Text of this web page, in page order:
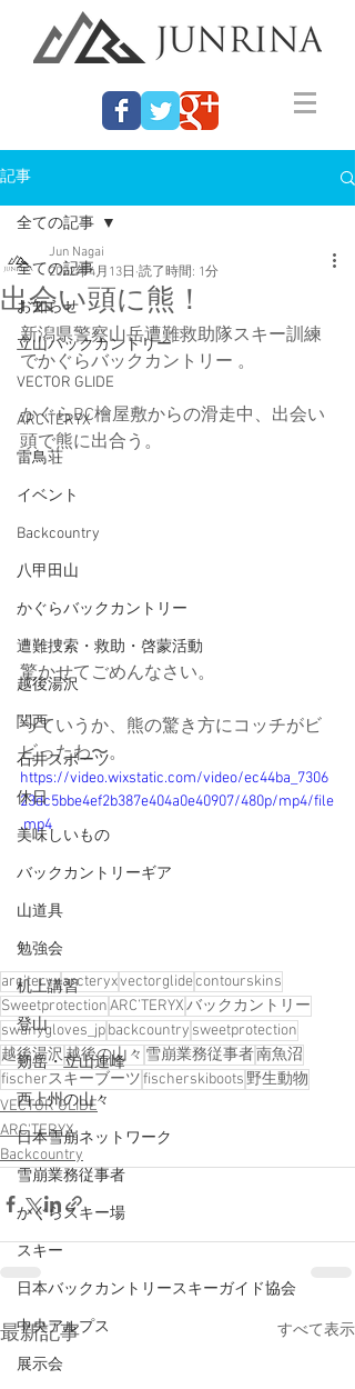
記事
全ての記事
お知らせ
立山バックカントリー
VECTOR GLIDE
ARC'TERYX
雷鳥荘
イベント
Backcountry
八甲田山
かぐらバックカントリー
遭難捜索・救助・啓蒙活動
越後湯沢
関西
石井スポーツ
休日
美味しいもの
バックカントリーギア
山道具
勉強会
机上講習
登山
剱岳・立山連峰
西上州の山々
日本雪崩ネットワーク
雪崩業務従事者
かぐらスキー場
スキー
日本バックカントリースキーガイド協会
中央アルプス
展示会
全ての記事
出会い頭に熊！
Jun Nagai
2022年4月13日 読了時間: 1分
新潟県警察山岳遭難救助隊スキー訓練
でかぐらバックカントリー 。
かぐらBC檜屋敷からの滑走中、出会い
頭で熊に出合う。
驚かせてごめんなさい。
っていうか、熊の驚き方にコッチがビ
ビったわ〜。
https://video.wixstatic.com/video/ec44ba_7306
23dc5bbe4ef2b387e404a0e40907/480p/mp4/file
.mp4
arc'teryxarcteryxvectorglidecontourskins
SweetprotectionARC’TERYXバックカントリー
swanygloves_jpbackcountry sweetprotection
越後湯沢越後の山々 雪崩業務従事者南魚沼
fischerスキーブーツfischerskiboots野生動物
VECTOR GLIDE
ARC'TERYX
Backcountry
最新記事 すべて表示